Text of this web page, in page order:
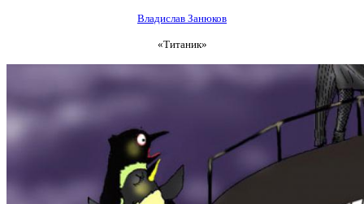
Владислав Занюков
«Титаник»